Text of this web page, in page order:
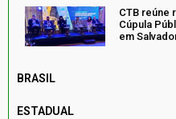
CTB reúne
Cúpula
em
BRASIL
ESTADUAL